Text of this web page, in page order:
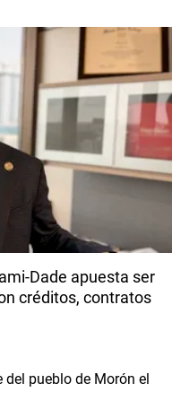
Dade apuesta ser
créditos, contratos